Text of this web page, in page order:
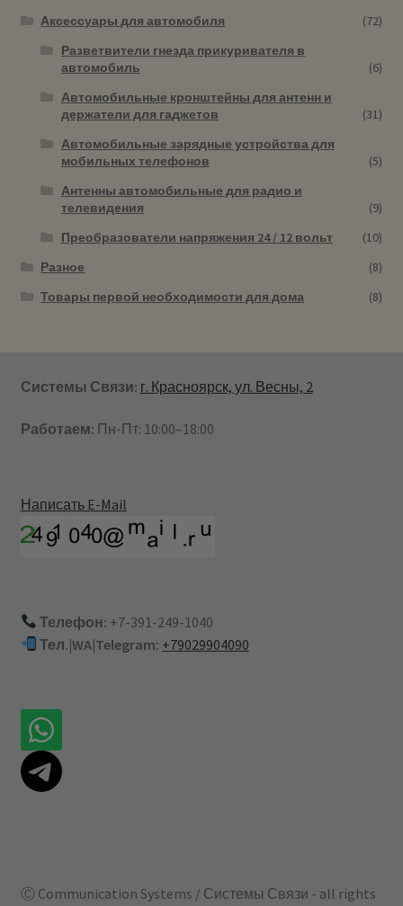
Аксессуары для автомобиля
(72)
Разветвители гнезда прикуривателя в
автомобиль
(6)
Автомобильные кронштейны для антенн и
держатели для гаджетов
(31)
Автомобильные зарядные устройства для
мобильных телефонов
(5)
Антенны автомобильные для радио и
телевидения
(9)
Преобразователи напряжения 24 / 12 вольт
(10)
Разное
(8)
Товары первой необходимости для дома
(8)
Системы Связи: г. Красноярск, ул. Весны, 2
Работаем: Пн-Пт: 10:00–18:00
Написать E-Mail
Телефон: +7-391-249-1040
Тел.|WA|Telegram: +79029904090
Ⓒ Communication Systems / Системы Связи - all rights